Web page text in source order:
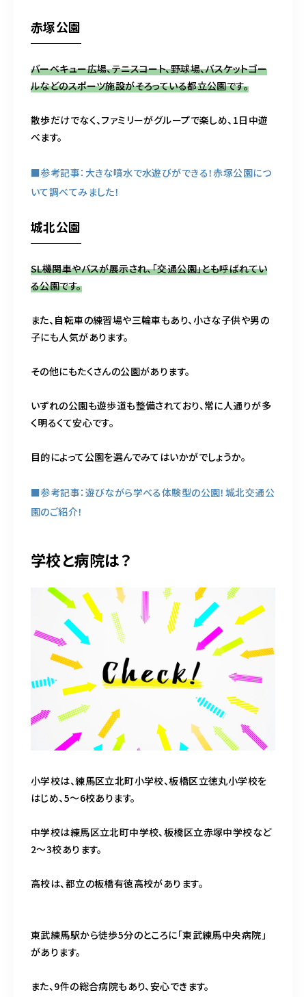
赤塚公園
バーベキュー広場、テニスコート、野球場、バスケットゴー
ルなどのスポーツ施設がそろっている都立公園です。
散歩だけでなく、ファミリーがグループで楽しめ、1日中遊
べます。
■参考記事：大きな噴水で水遊びができる！赤塚公園につ
いて調べてみました！
城北公園
SL機関車やバスが展示され、「交通公園」とも呼ばれてい
る公園です。
また、自転車の練習場や三輪車もあり、小さな子供や男の
子にも人気があります。
その他にもたくさんの公園があります。
いずれの公園も遊歩道も整備されており、常に人通りが多
く明るくて安心です。
目的によって公園を選んでみてはいかがでしょうか。
■参考記事：遊びながら学べる体験型の公園！城北交通公
園のご紹介！
学校と病院は？
小学校は、練馬区立北町小学校、板橋区立徳丸小学校を
はじめ、5～6校あります。
中学校は練馬区立北町中学校、板橋区立赤塚中学校など
2～3校あります。
高校は、都立の板橋有徳高校があります。
東武練馬駅から徒歩5分のところに「東武練馬中央病院」
があります。
また、9件の総合病院もあり、安心できます。